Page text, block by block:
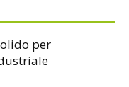
per